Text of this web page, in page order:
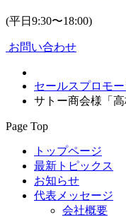
(平日9:30〜18:00)
お問い合わせ
セールスプロモ
サトー商会様「
Page Top
トップページ
最新トピックス
お知らせ
代表メッセージ
会社概要